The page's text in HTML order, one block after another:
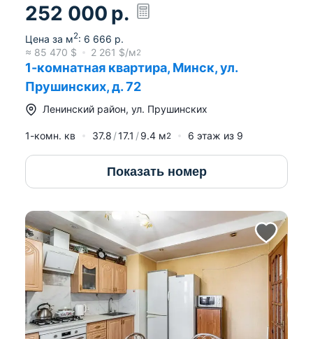
252 000 р.
Цена за м2: 6 666 р.
≈ 85 470 $ 2 261 $/м2
1-комнатная квартира, Минск, ул.
Прушинских, д. 72
Ленинский район, ул. Прушинских
1-комн. кв 37.8 17.1 9.4 м2 6 этаж из 9
Показать номер